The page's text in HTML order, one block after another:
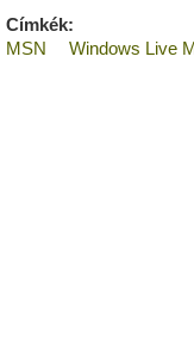
Címkék:
MSN
Windows Live